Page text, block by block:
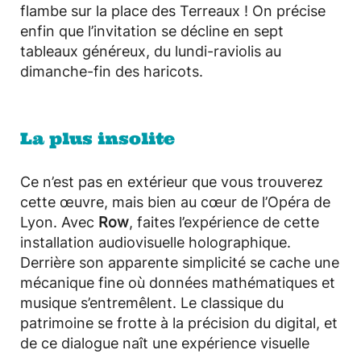
flambe sur la place des Terreaux ! On précise
enfin que l’invitation se décline en sept
tableaux généreux, du lundi-raviolis au
dimanche-fin des haricots.
La plus insolite
Ce n’est pas en extérieur que vous trouverez
cette œuvre, mais bien au cœur de l’Opéra de
Lyon. Avec Row, faites l’expérience de cette
installation audiovisuelle holographique.
Derrière son apparente simplicité se cache une
mécanique fine où données mathématiques et
musique s’entremêlent. Le classique du
patrimoine se frotte à la précision du digital, et
de ce dialogue naît une expérience visuelle